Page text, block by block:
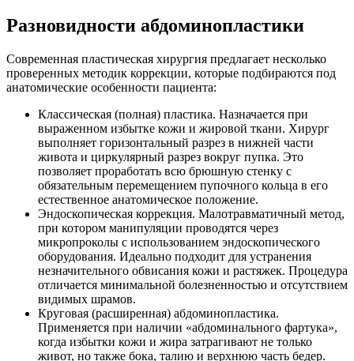
Разновидности абдоминопластики
Современная пластическая хирургия предлагает несколько
проверенных методик коррекции, которые подбираются под
анатомические особенности пациента:
Классическая (полная) пластика. Назначается при
выраженном избытке кожи и жировой ткани. Хирург
выполняет горизонтальный разрез в нижней части
живота и циркулярный разрез вокруг пупка. Это
позволяет проработать всю брюшную стенку с
обязательным перемещением пупочного кольца в его
естественное анатомическое положение.
Эндоскопическая коррекция. Малотравматичный метод,
при котором манипуляции проводятся через
микропроколы с использованием эндоскопического
оборудования. Идеально подходит для устранения
незначительного обвисания кожи и растяжек. Процедура
отличается минимальной болезненностью и отсутствием
видимых шрамов.
Круговая (расширенная) абдоминопластика.
Применяется при наличии «абдоминального фартука»,
когда избытки кожи и жира затрагивают не только
живот, но также бока, талию и верхнюю часть бедер.